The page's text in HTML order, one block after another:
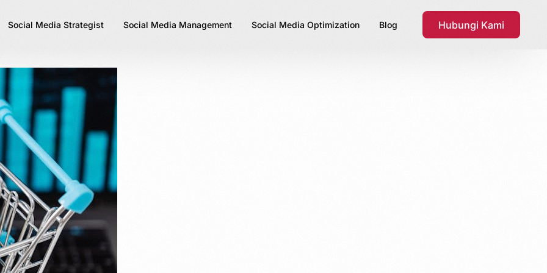
Social Media Strategist Social Media Management Social Media Optimization Blog Hubungi Kami